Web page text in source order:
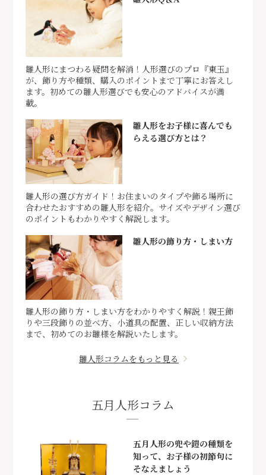
雛人形にまつわる疑問を解消！人形選びのプロ『東玉』
が、飾り方や種類、購入のポイントまで丁寧にお答えし
ます。初めての雛人形選びでも安心のアドバイスが満
載。
雛人形をお子様に喜んでも
らえる選び方とは？
雛人形の選び方ガイド！お住まいのタイプや飾る場所に
合わせたおすすめの雛人形を紹介。サイズやデザイン選び
のポイントもわかりやすく解説します。
雛人形の飾り方・しまい方
雛人形の飾り方・しまい方をわかりやすく解説！親王飾
りや三段飾りの並べ方、小道具の配置、正しい収納方法
まで、初めてのお雛様を解説いたします。
雛人形コラムをもっと見る
五月人形コラム
五月人形の兜や鎧の種類を
知って、お子様の初節句に
そなえましょう